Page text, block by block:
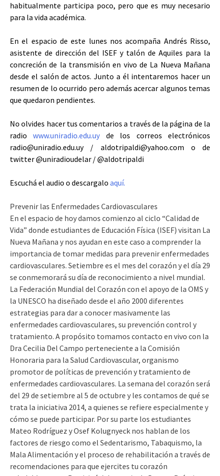
habitualmente participa poco, pero que es muy necesario
para la vida académica.
En el espacio de este lunes nos acompaña Andrés Risso,
asistente de dirección del ISEF y talón de Aquiles para la
concreción de la transmisión en vivo de La Nueva Mañana
desde el salón de actos. Junto a él intentaremos hacer un
resumen de lo ocurrido pero además acercar algunos temas
que quedaron pendientes.
No olvides hacer tus comentarios a través de la página de la
radiowww.uniradio.edu.uy de los correos electrónicos
radio@uniradio.edu.uy / aldotripaldi@yahoo.com o de
twitter @uniradioudelar / @aldotripaldi
Escuchá el audio o descargalo aquí.
Prevenir las Enfermedades Cardiovasculares
En el espacio de hoy damos comienzo al ciclo “Calidad de
Vida” donde estudiantes de Educación Física (ISEF) visitan La
Nueva Mañana y nos ayudan en este caso a comprender la
importancia de tomar medidas para prevenir enfermedades
cardiovasculares. Setiembre es el mes del corazón y el día 29
se conmemorará su día de reconocimiento a nivel mundial.
La Federación Mundial del Corazón con el apoyo de la OMS y
la UNESCO ha diseñado desde el año 2000 diferentes
estrategias para dar a conocer masivamente las
enfermedades cardiovasculares, su prevención control y
tratamiento. A propósito tomamos contacto en vivo con la
Dra Cecilia Del Campo perteneciente a la Comisión
Honoraria para la Salud Cardiovascular, organismo
promotor de políticas de prevención y tratamiento de
enfermedades cardiovasculares. La semana del corazón será
del 29 de setiembre al 5 de octubre y les contamos de qué se
trata la iniciativa 2014, a quienes se refiere especialmente y
cómo se puede participar. Por su parte los estudiantes
Mateo Rodríguez y Osef Kolugnyeck nos hablan de los
factores de riesgo como el Sedentarismo, Tabaquismo, la
Mala Alimentación y el proceso de rehabilitación a través de
recomendaciones para que ejercites tu corazón